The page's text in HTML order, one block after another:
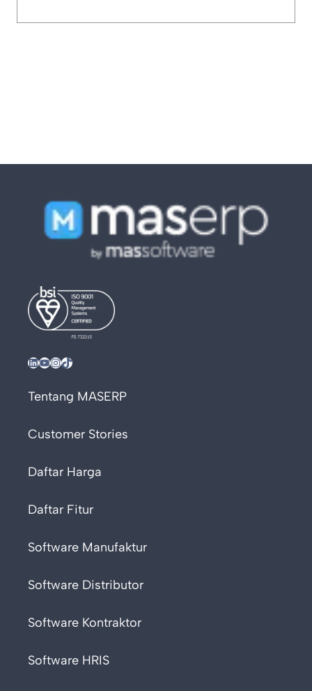
LinkedIn YouTube InstagramTikTok
Tentang MASERP
Customer Stories
Daftar Harga
Daftar Fitur
Software Manufaktur
Software Distributor
Software Kontraktor
Software HRIS